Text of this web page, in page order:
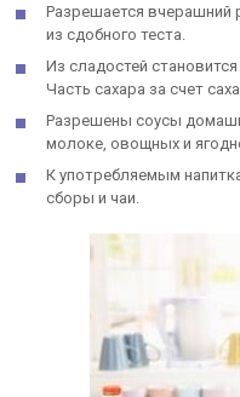
Разрешается вчерашний
из сдобного теста.
Из сладостей
Часть сахара за счет
Разрешены соусы
молоке, овощных и
К употребляемым
сборы и чаи.